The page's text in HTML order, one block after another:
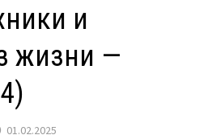
и
жизни —
01.02.2025